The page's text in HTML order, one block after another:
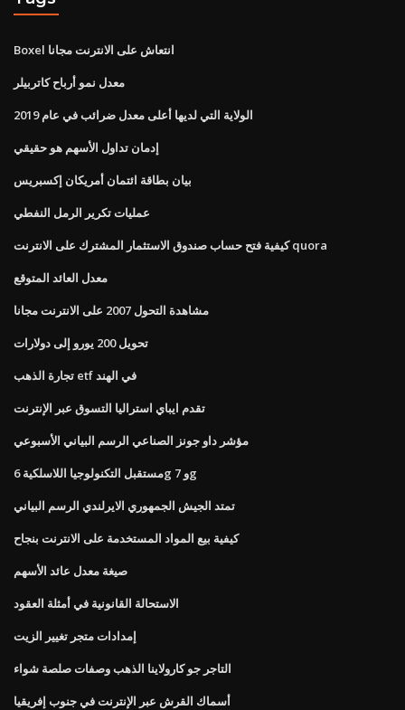
Boxel انتعاش على الانترنت مجانا
معدل نمو أرباح كاتربيلر
الولاية التي لديها أعلى معدل ضرائب في عام 2019
إدمان تداول الأسهم هو حقيقي
بيان بطاقة ائتمان أمريكان إكسبريس
عمليات تكرير الرمل النفطي
كيفية فتح حساب صندوق الاستثمار المشترك على الانترنت quora
معدل العائد المتوقع
مشاهدة التحول 2007 على الانترنت مجانا
تحويل 200 يورو إلى دولارات
تجارة الذهب etf في الهند
تقدم ايباي استراليا التسوق عبر الإنترنت
مؤشر داو جونز الصناعي الرسم البياني الأسبوعي
مستقبل التكنولوجيا اللاسلكية 6g و 7g
تمتد الجيش الجمهوري الايرلندي الرسم البياني
كيفية بيع المواد المستخدمة على الانترنت بنجاح
صيغة معدل عائد الأسهم
الاستحالة القانونية في أمثلة العقود
إمدادات متجر تغيير الزيت
التاجر جو كارولاينا الذهب وصفات صلصة شواء
أسماك القرش عبر الإنترنت في جنوب إفريقيا